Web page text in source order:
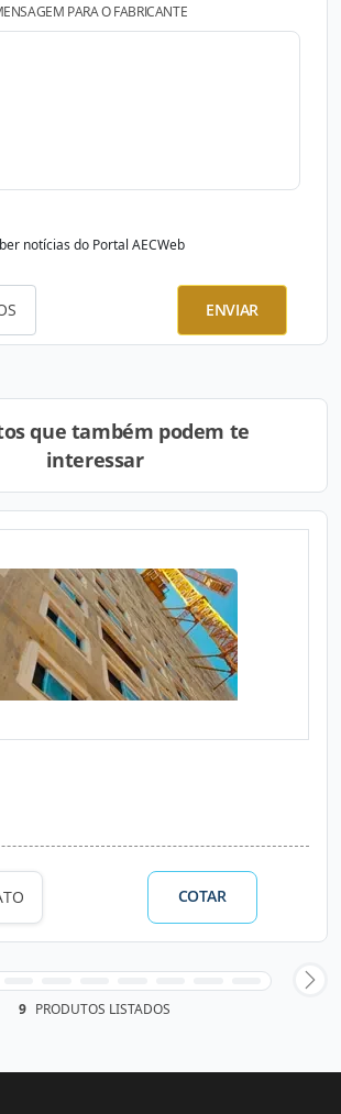
PARA O FABRICANTE
notícias do Portal AECWeb
ENVIAR
que também podem te
interessar
COTAR
9 PRODUTOS LISTADOS